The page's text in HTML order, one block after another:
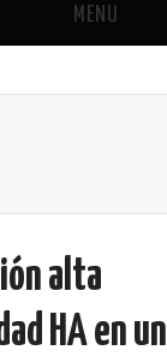
MENU
alta
HA en